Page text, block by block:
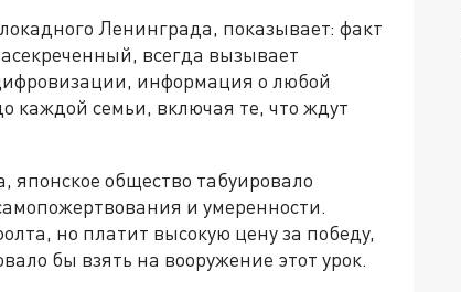
Ленинграда, показывает: факт
всегда вызывает
информация о любой
каждой семьи, включая те, что ждут
японское общество табуировало
и умеренности.
но платит высокую цену за победу,
бы взять на вооружение этот урок.